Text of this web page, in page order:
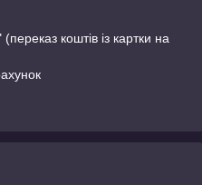
коштів із картки на